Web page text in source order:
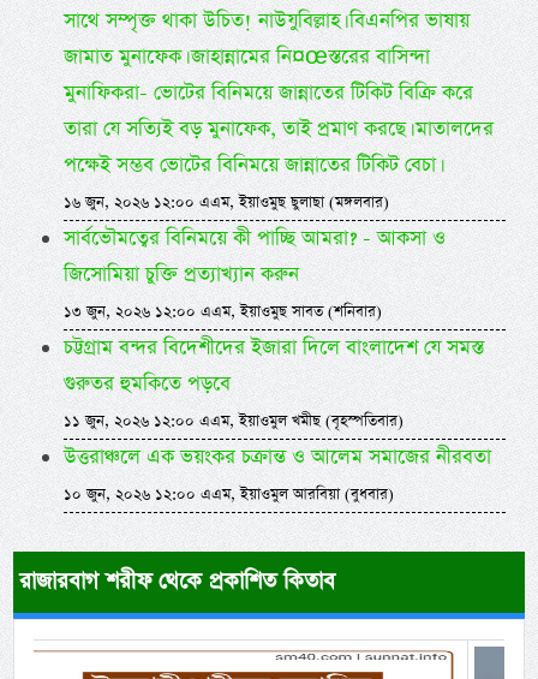
সাথে সম্পৃক্ত থাকা উচিত! নাউযুবিল্লাহ। বিএনপির ভাষায়
জামাত মুনাফেক। জাহান্নামের নি¤œস্তরের বাসিন্দা
মুনাফিকরা- ভোটের বিনিময়ে জান্নাতের টিকিট বিক্রি করে
তারা যে সত্যিই বড় মুনাফেক, তাই প্রমাণ করছে। মাতালদের
পক্ষেই সম্ভব ভোটের বিনিময়ে জান্নাতের টিকিট বেচা।
১৬ জুন, ২০২৬ ১২:০০ এএম, ইয়াওমুছ ছুলাছা (মঙ্গলবার)
সার্বভৌমত্বের বিনিময়ে কী পাচ্ছি আমরা? - আকসা ও
জিসোমিয়া চুক্তি প্রত্যাখ্যান করুন
১৩ জুন, ২০২৬ ১২:০০ এএম, ইয়াওমুছ সাবত (শনিবার)
চট্টগ্রাম বন্দর বিদেশীদের ইজারা দিলে বাংলাদেশ যে সমস্ত
গুরুতর হুমকিতে পড়বে
১১ জুন, ২০২৬ ১২:০০ এএম, ইয়াওমুল খমীছ (বৃহস্পতিবার)
উত্তরাঞ্চলে এক ভয়ংকর চক্রান্ত ও আলেম সমাজের নীরবতা
১০ জুন, ২০২৬ ১২:০০ এএম, ইয়াওমুল আরবিয়া (বুধবার)
রাজারবাগ শরীফ থেকে প্রকাশিত কিতাব